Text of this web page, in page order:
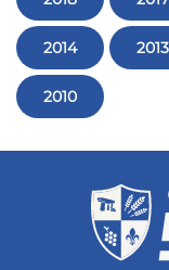
2014 2013
2010